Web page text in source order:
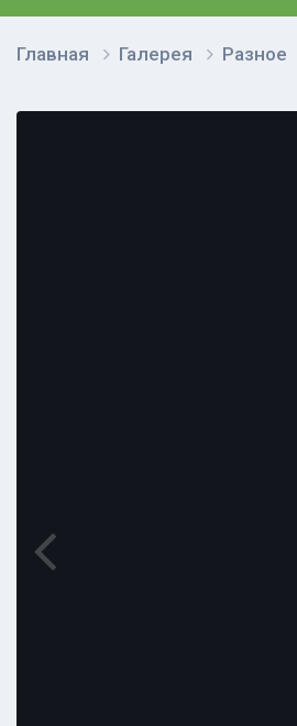
Главная Галерея Разное